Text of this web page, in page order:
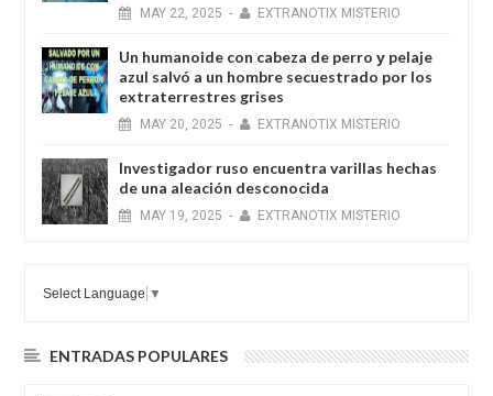
MAY 22, 2025 - EXTRANOTIX MISTERIO
Un humanoide con cabeza de perro у pelaje
azul salvó a un hombre secuestrado por los
extraterrestres grises
MAY 20, 2025 - EXTRANOTIX MISTERIO
Investigador ruso encuentra varillas hechas
de una aleación desconocida
MAY 19, 2025 - EXTRANOTIX MISTERIO
Select Language ▼
ENTRADAS POPULARES